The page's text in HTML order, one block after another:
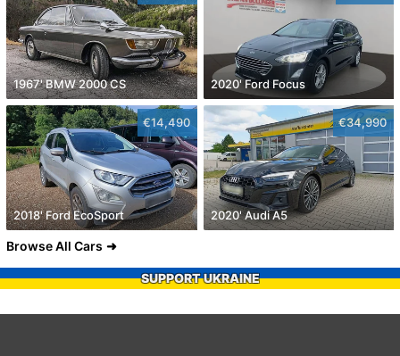
1967' BMW 2000 CS 2020' Ford Focus
€14,490
2018' Ford EcoSport
€34,990
2020' Audi A5
Browse All Cars
SUPPORT UKRAINE